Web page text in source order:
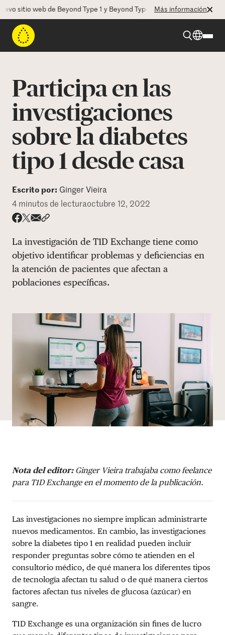
sitio web de Beyond Type 1 y Beyond Type 2! La CEO Deborah
Más información
Recursos
Programas
Quienes somos
DONAR
Participa en las
investigaciones
sobre la diabetes
tipo 1 desde casa
Escrito por: Ginger Vieira
4 minutos de lecturaoctubre 12, 2022
La investigación de T1D Exchange tiene como
objetivo identificar problemas y deficiencias en
la atención de pacientes que afectan a
poblaciones específicas.
Nota del editor: Ginger Vieira trabajaba como feelance
para T1D Exchange en el momento de la publicación.
Las investigaciones no siempre implican administrarte
nuevos medicamentos. En cambio, las investigaciones
sobre la diabetes tipo 1 en realidad pueden incluir
responder preguntas sobre cómo te atienden en el
consultorio médico, de qué manera los diferentes tipos
de tecnología afectan tu salud o de qué manera ciertos
factores afectan tus niveles de glucosa (azúcar) en
sangre.
T1D Exchange es una organización sin fines de lucro